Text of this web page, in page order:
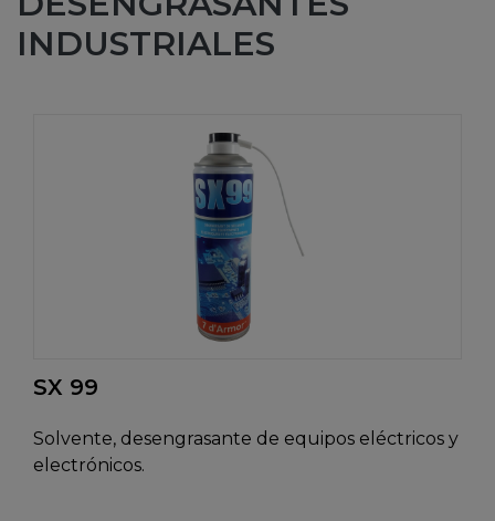
INDUSTRIALES
SX 99
Solvente, desengrasante de equipos eléctricos y
electrónicos.